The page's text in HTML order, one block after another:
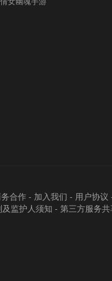
合作 - 加入我们 - 用户协议
监护人须知 - 第三方服务